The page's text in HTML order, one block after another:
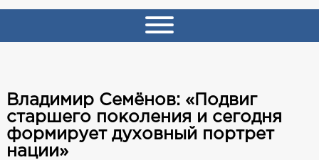
Владимир Семёнов: «Подвиг
старшего поколения и сегодня
формирует духовный портрет
нации»